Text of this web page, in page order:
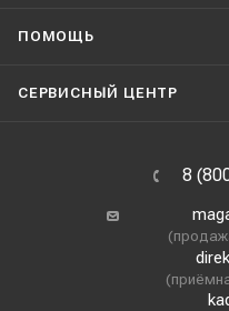
ПОМОЩЬ
СЕРВИСНЫЙ ЦЕНТР
8